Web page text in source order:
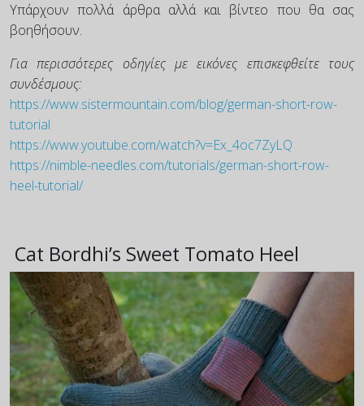
Υπάρχουν πολλά άρθρα αλλά και βίντεο που θα σας
βοηθήσουν.
Για περισσότερες οδηγίες με εικόνες επισκεφθείτε τους
συνδέσμους:
https://www.sistermountain.com/blog/german-short-row-
tutorial
https://www.youtube.com/watch?v=Ex_4oc7ZyLQ
https://nimble-needles.com/tutorials/german-short-row-
heel-tutorial/
Cat Bordhi’s Sweet Tomato Heel